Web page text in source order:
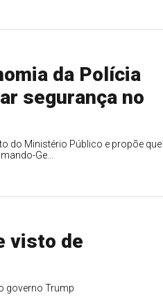
da Polícia
segurança no
do Ministério Público e propõe que
Ge...
visto de
governo Trump